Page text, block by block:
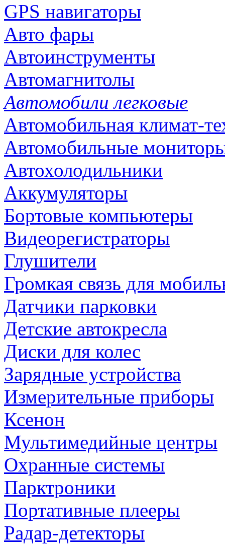
GPS навигаторы
Авто фары
Автоинструменты
Автомагнитолы
Автомобили легковые
Автомобильная климат-
Автомобильные
Автохолодильники
Аккумуляторы
Бортовые компьютеры
Видеорегистраторы
Глушители
Громкая связь для
Датчики парковки
Детские автокресла
Диски для колес
Зарядные устройства
Измерительные приборы
Ксенон
Мультимедийные центры
Охранные системы
Парктроники
Портативные плееры
Радар-детекторы